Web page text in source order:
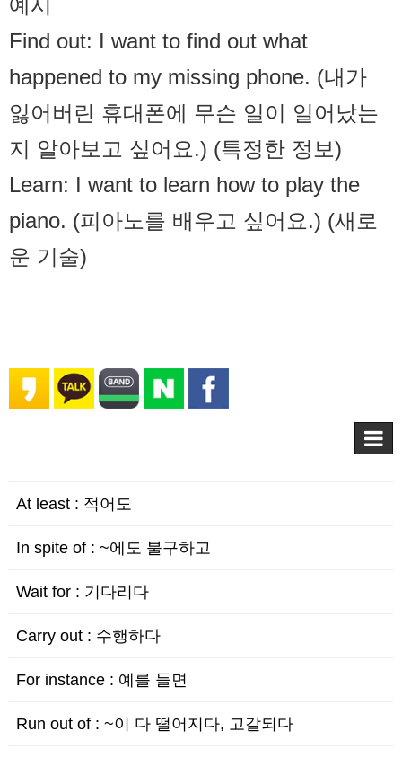
예시
Find out: I want to find out what
happened to my missing phone. (내가
잃어버린 휴대폰에 무슨 일이 일어났는
지 알아보고 싶어요.) (특정한 정보)
Learn: I want to learn how to play the
piano. (피아노를 배우고 싶어요.) (새로
운 기술)
At least : 적어도
In spite of : ~에도 불구하고
Wait for : 기다리다
Carry out : 수행하다
For instance : 예를 들면
Run out of : ~이 다 떨어지다, 고갈되다